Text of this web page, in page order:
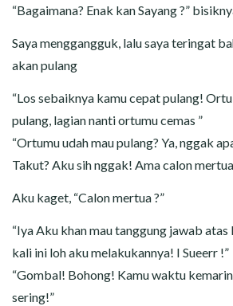
“Bagaimana? Enak kan Sayang ?”
Saya menggangguk, lalu saya teringat
akan pulang
“Los sebaiknya kamu cepat pulang!
pulang, lagian nanti ortumu cemas ”
“Ortumu udah mau pulang? Ya, nggak
Takut? Aku sih nggak! Ama calon
Aku kaget, “Calon mertua ?”
“Iya Aku khan mau tanggung jawab
kali ini loh aku melakukannya! I Sueerr !”
“Gombal! Bohong! Kamu waktu
sering!”